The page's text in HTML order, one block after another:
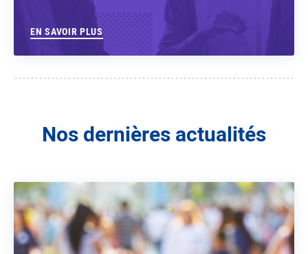
EN SAVOIR PLUS
Nos dernières actualités